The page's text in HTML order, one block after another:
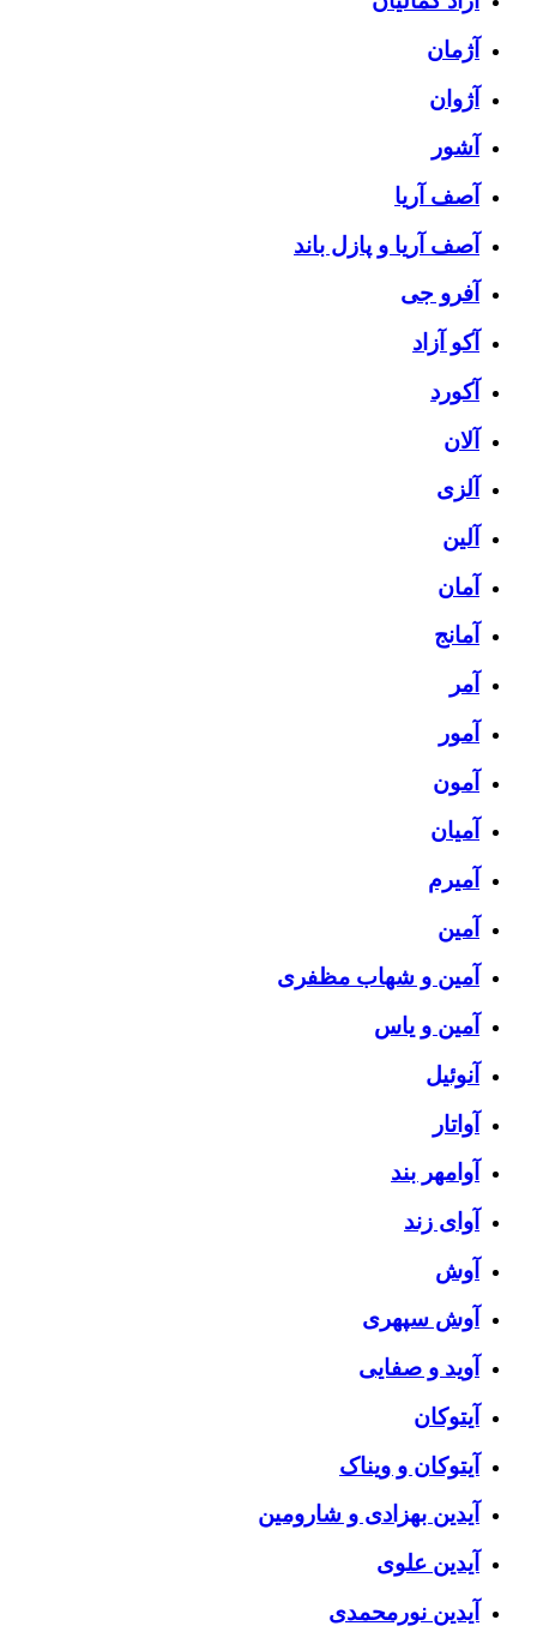
آژمان
آژوان
آشور
آصف آریا
آصف آریا و پازل باند
آفرو جی
آکو آزاد
آکورد
آلان
آلزی
آلین
آمان
آمانج
آمر
آمور
آمون
آمیان
آمیرم
آمین
آمین و شهاب مظفری
آمین و یاس
آنوئیل
آواتار
آوامهر بند
آوای زند
آوش
آوش سپهری
آوید و صفایی
آیتوکان
آیتوکان و ویناک
آیدین بهزادی و شارومین
آیدین علوی
آیدین نورمحمدی